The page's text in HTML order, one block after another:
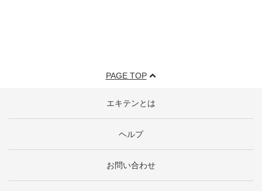
PAGE TOP
エキテンとは
ヘルプ
お問い合わせ